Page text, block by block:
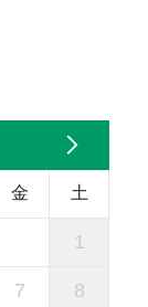
金 土
1
7 8